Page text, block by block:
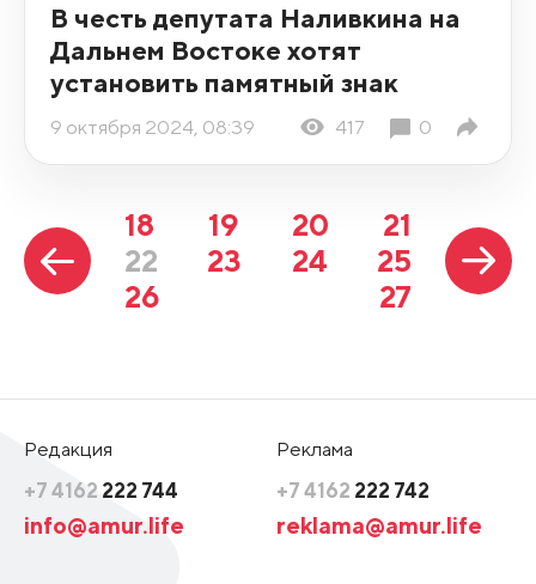
В честь депутата Наливкина на
Дальнем Востоке хотят
установить памятный знак
9 октября 2024, 08:39 417 0
18 19 20
21
22
23 24
25
26
27
Редакция
+7 4162 222 744
info@amur.life
Реклама
+7 4162 222 742
reklama@amur.life